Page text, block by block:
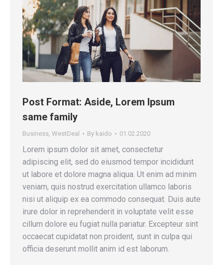
Post Format: Aside, Lorem Ipsum
same family
Business WestDeal By kaido 01.02.2020
Lorem ipsum dolor sit amet, consectetur
adipiscing elit, sed do eiusmod tempor incididunt
ut labore et dolore magna aliqua. Ut enim ad minim
veniam, quis nostrud exercitation ullamco laboris
nisi ut aliquip ex ea commodo consequat. Duis aute
irure dolor in reprehenderit in voluptate velit esse
cillum dolore eu fugiat nulla pariatur. Excepteur sint
occaecat cupidatat non proident, sunt in culpa qui
officia deserunt mollit anim id est laborum.